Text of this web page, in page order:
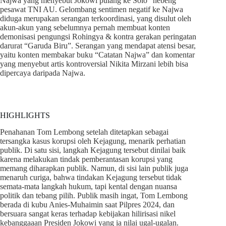
pesawat TNI AU. Gelombang sentimen negatif ke Najwa
diduga merupakan serangan terkoordinasi, yang disulut oleh
akun-akun yang sebelumnya pernah membuat konten
demonisasi pengungsi Rohingya & kontra gerakan peringatan
darurat “Garuda Biru”. Serangan yang mendapat atensi besar,
yaitu konten membakar buku “Catatan Najwa” dan komentar
yang menyebut artis kontroversial Nikita Mirzani lebih bisa
dipercaya daripada Najwa.
HIGHLIGHTS
Penahanan Tom Lembong setelah ditetapkan sebagai
tersangka kasus korupsi oleh Kejagung, menarik perhatian
publik. Di satu sisi, langkah Kejagung tersebut dinilai baik
karena melakukan tindak pemberantasan korupsi yang
memang diharapkan publik. Namun, di sisi lain publik juga
menaruh curiga, bahwa tindakan Kejagung tersebut tidak
semata-mata langkah hukum, tapi kental dengan nuansa
politik dan tebang pilih. Publik masih ingat, Tom Lembong
berada di kubu Anies-Muhaimin saat Pilpres 2024, dan
bersuara sangat keras terhadap kebijakan hilirisasi nikel
kebanggaaan Presiden Jokowi yang ia nilai ugal-ugalan.